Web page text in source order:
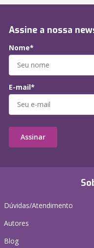
Dúvidas/Atendimento
Autores
Blog
Assine a nossa
Nome*
E-mail*
Assinar